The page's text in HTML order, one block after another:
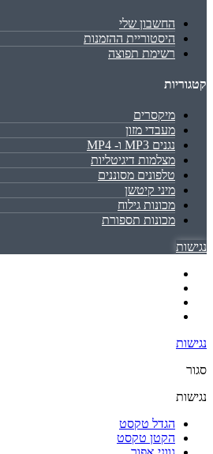
החשבון שלי
היסטוריית ההזמנות
רשימת תפוצה
קטגוריות
מיקסרים
מעבדי מזון
נגנים MP3 ו- MP4
מצלמות דיגיטליות
טלפונים מסוננים
מיני קיטשן
מכונות גילוח
מכונות תספורת
נגישות
נגישות
סגור
נגישות
הגדל טקסט
הקטן טקסט